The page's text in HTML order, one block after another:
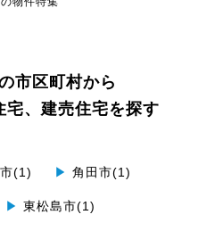
市区町村から
宅、建売住宅を探す
(1) ▶ 角田市(1)
▶ 東松島市(1)